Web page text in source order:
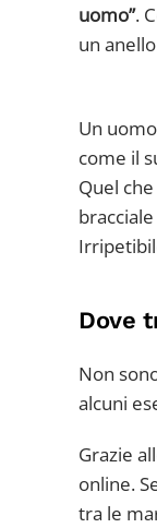
uomo”.
un
Un
come il
Quel
Dove
Non
alcuni
Grazie
online.
tra le